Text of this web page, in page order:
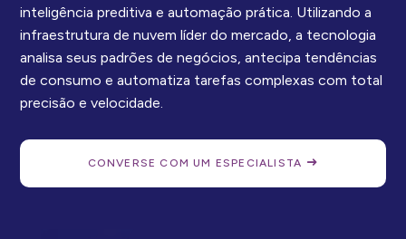
inteligência preditiva e automação prática. Utilizando a
infraestrutura de nuvem líder do mercado, a tecnologia
analisa seus padrões de negócios, antecipa tendências
de consumo e automatiza tarefas complexas com total
precisão e velocidade.
CONVERSE COM UM ESPECIALISTA